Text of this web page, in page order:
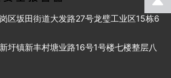
区坂田街道大发路27号龙璧工业区15栋6
圩镇新丰村塘业路16号1号楼七楼整层八